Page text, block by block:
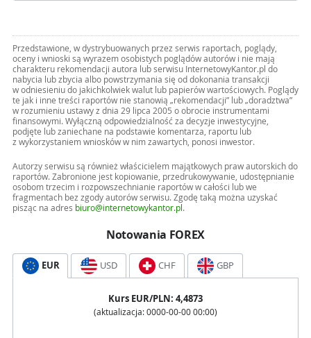
Przedstawione, w dystrybuowanych przez serwis raportach, poglądy,
oceny i wnioski są wyrazem osobistych poglądów autorów i nie mają
charakteru rekomendacji autora lub serwisu InternetowyKantor.pl do
nabycia lub zbycia albo powstrzymania się od dokonania transakcji
w odniesieniu do jakichkolwiek walut lub papierów wartościowych. Poglądy
te jak i inne treści raportów nie stanowią „rekomendacji” lub „doradztwa”
w rozumieniu ustawy z dnia 29 lipca 2005 o obrocie instrumentami
finansowymi. Wyłączną odpowiedzialność za decyzje inwestycyjne,
podjęte lub zaniechane na podstawie komentarza, raportu lub
z wykorzystaniem wniosków w nim zawartych, ponosi inwestor.
Autorzy serwisu są również właścicielem majątkowych praw autorskich do
raportów. Zabronione jest kopiowanie, przedrukowywanie, udostępnianie
osobom trzecim i rozpowszechnianie raportów w całości lub we
fragmentach bez zgody autorów serwisu. Zgodę taką można uzyskać
pisząc na adres biuro@internetowykantor.pl .
Notowania FOREX
EUR USD CHF GBP
Kurs EUR/PLN: 4,4873
(aktualizacja: 0000-00-00 00:00)